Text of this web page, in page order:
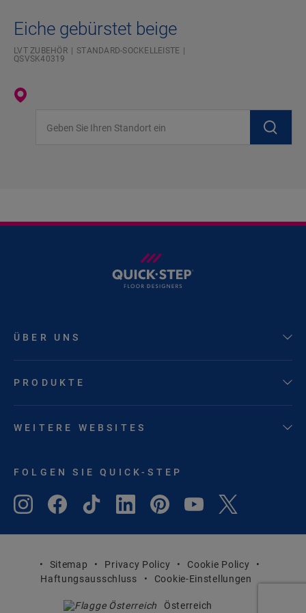
Eiche gebürstet beige
LVT ZUBEHÖR
STANDARD-SOCKELLEISTE
QSVSK40319
ÜBER UNS
PRODUKTE
WEITERE WEBSITES
FOLGEN SIE QUICK-STEP
Sitemap Privacy Policy
Cookie Policy
Haftungsausschluss
Cookie-Einstellungen
Österreich